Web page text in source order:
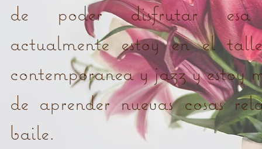
de poder disfrutar esa
actualmente estoy en el
contemporanea y jazz y estoy
de aprender nuevas cosas
baile.